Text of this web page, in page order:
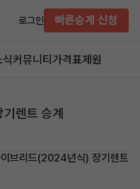
로그인 빠른승계 신청
커뮤니티 가격표제원
렌트 승계
브리드(2024년식) 장기렌트